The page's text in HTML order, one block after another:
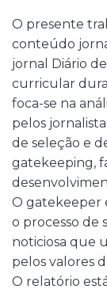
O presente
conteúdo
jornal Diário
curricular
foca-se na
pelos
de seleção e
gatekeeping,
O gatekeeper
o processo de
noticiosa que
pelos valores
O relatório